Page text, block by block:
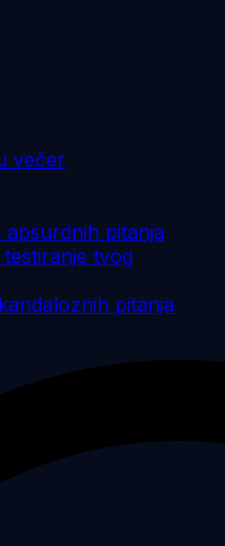
večer
apsurdnih pitanja
tvog
pitanja